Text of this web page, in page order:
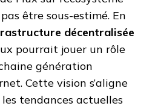
être sous-estimé. En
décentralisée
pourrait jouer un rôle
génération
Cette vision s’aligne
tendances actuelles